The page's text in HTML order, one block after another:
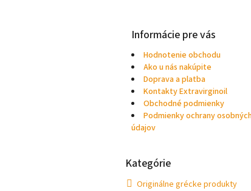
Informácie pre vás
Hodnotenie obchodu
Ako u nás nakúpite
Doprava a platba
Kontakty Extravirginoil
Obchodné podmienky
Podmienky ochrany
údajov
Preskočiť
Kategórie
Originálne grécke produkty